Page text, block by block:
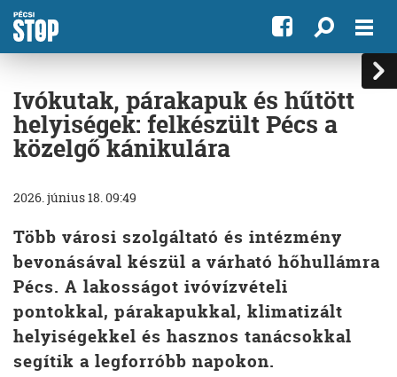
Ivókutak, párakapuk és hűtött
helyiségek: felkészült Pécs a
közelgő kánikulára
2026. június 18. 09:49
Több városi szolgáltató és intézmény
bevonásával készül a várható hőhullámra
Pécs. A lakosságot ivóvízvételi
pontokkal, párakapukkal, klimatizált
helyiségekkel és hasznos tanácsokkal
segítik a legforróbb napokon.